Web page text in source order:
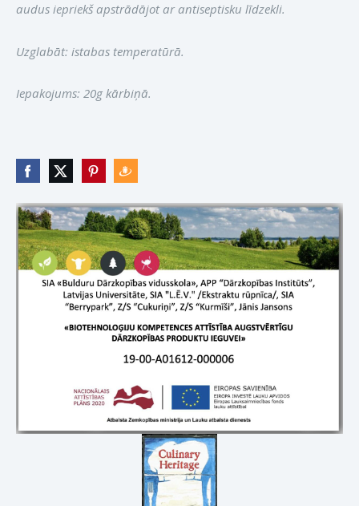
audus iepriekš apstrādājot ar antiseptisku līdzekli.
Uzglabāt: istabas temperatūrā.
Iepakojums: 20g kārbiņā.